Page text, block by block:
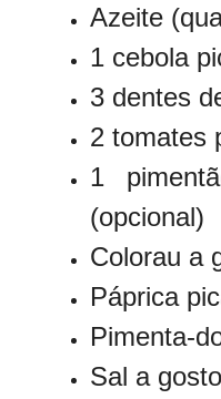
Azeite
1 cebola
3 dentes
2 tomates
1
(opcional)
Colorau a
Páprica
Pimenta-
Sal a gosto